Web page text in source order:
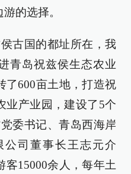
的选择。
古国的都址所在，我
青岛祝兹侯生态农业
了600亩土地，打造祝
业产业园，建设了5个
委书记、青岛西海岸
司董事长王志元介
15000余人，每年土